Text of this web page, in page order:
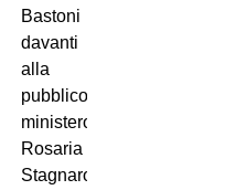
Bastoni
davanti
alla
pubblico
ministero
Rosaria
Stagnaro